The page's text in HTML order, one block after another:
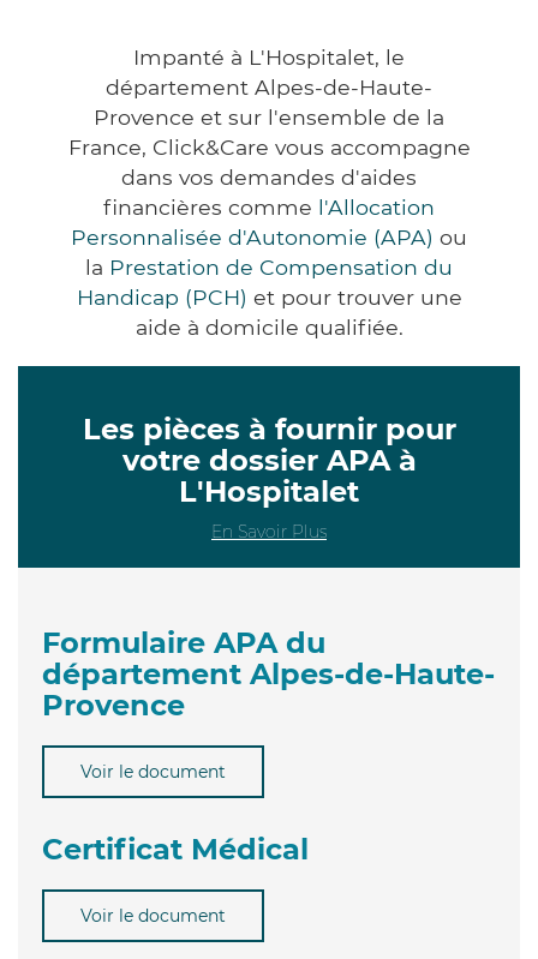
Impanté à L'Hospitalet, le
département Alpes-de-Haute-
Provence et sur l'ensemble de la
France, Click&Care vous accompagne
dans vos demandes d'aides
financières comme l'Allocation
Personnalisée d'Autonomie (APA) ou
la Prestation de Compensation du
Handicap (PCH) et pour trouver une
aide à domicile qualifiée.
Les pièces à fournir pour
votre dossier APA à
L'Hospitalet
En Savoir Plus
Formulaire APA du
département Alpes-de-Haute-
Provence
Voir le document
Certificat Médical
Voir le document